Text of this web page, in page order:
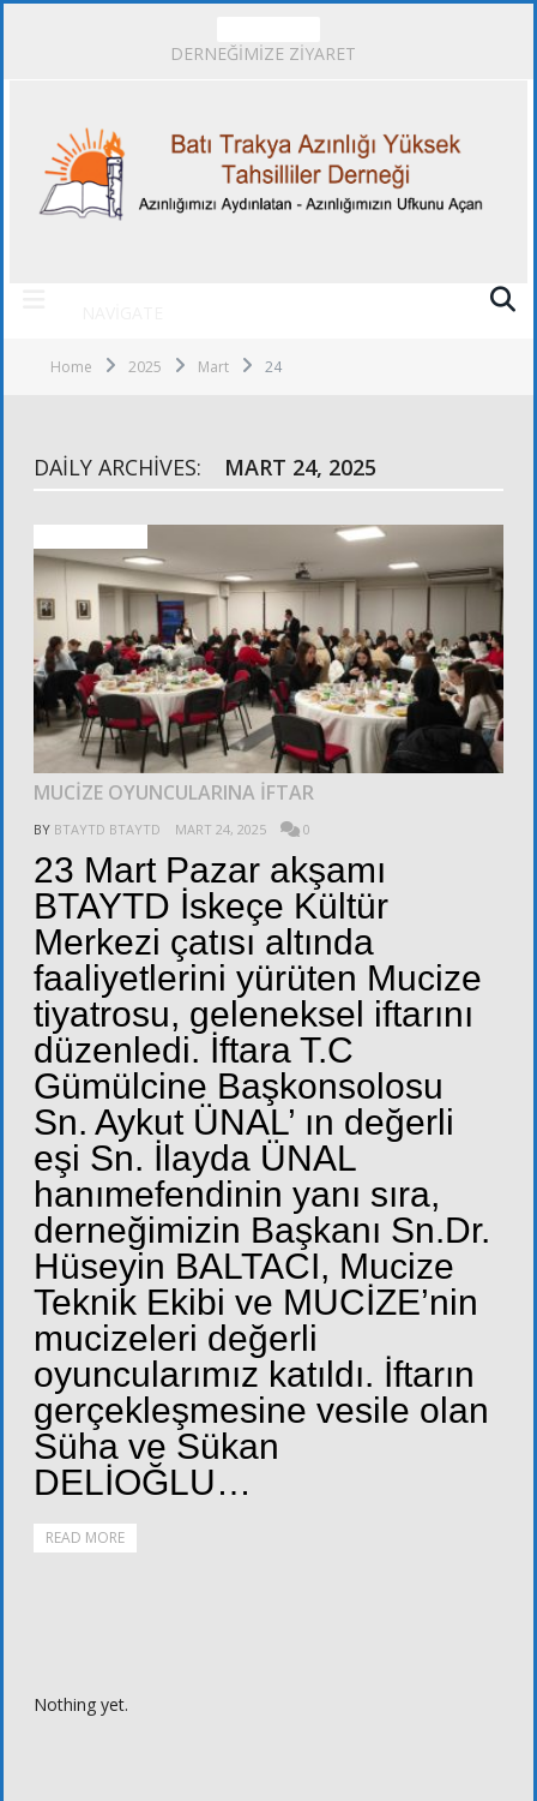
DERNEĞİMİZE ZİYARET
Home 2025 Mart 24
DAILY ARCHIVES: MART 24, 2025
MUCİZE OYUNCULARINA İFTAR
BY BTAYTD BTAYTD MART 24, 2025 0
23 Mart Pazar akşamı
BTAYTD İskeçe Kültür
Merkezi çatısı altında
faaliyetlerini yürüten Mucize
tiyatrosu, geleneksel iftarını
düzenledi. İftara T.C
Gümülcine Başkonsolosu
Sn. Aykut ÜNAL’ ın değerli
eşi Sn. İlayda ÜNAL
hanımefendinin yanı sıra,
derneğimizin Başkanı Sn.Dr.
Hüseyin BALTACI, Mucize
Teknik Ekibi ve MUCİZE’nin
mucizeleri değerli
oyuncularımız katıldı. İftarın
gerçekleşmesine vesile olan
Süha ve Sükan
DELİOĞLU…
READ MORE
Nothing yet.